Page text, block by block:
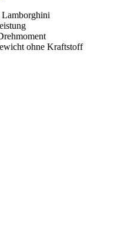
ohne Kraftstoff